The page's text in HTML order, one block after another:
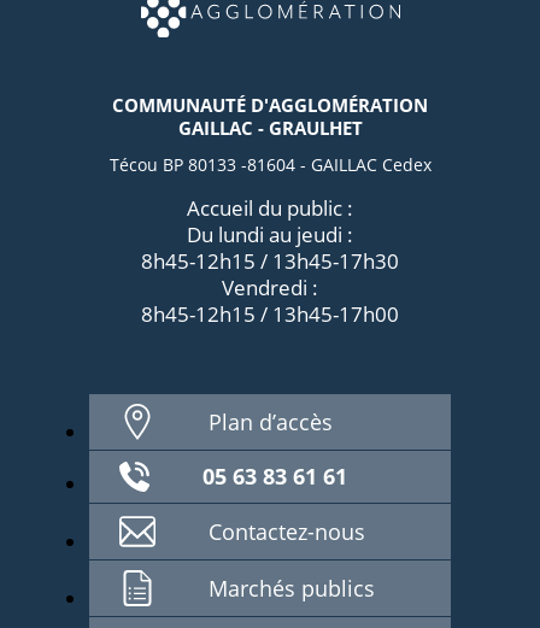
COMMUNAUTÉ D'AGGLOMÉRATION
GAILLAC - GRAULHET
Técou BP 80133 -81604 - GAILLAC Cedex
Accueil du public :
Du lundi au jeudi :
8h45-12h15 / 13h45-17h30
Vendredi :
8h45-12h15 / 13h45-17h00
Plan d’accès
05 63 83 61 61
Contactez-nous
Marchés publics